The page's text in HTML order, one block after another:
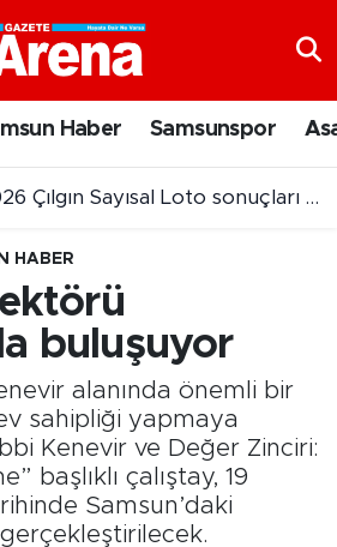
Haber Samsunspor
Sayısal Loto sonuçları belli oldu
maçta Kasımpaşa’ya 3-0 mağlup oldu
HABER
buluşuyor
alanında önemli bir
sahipliği yapmaya
Kenevir ve Değer Zinciri:
başlıklı çalıştay, 19
Samsun’daki
Vakitleri
Durumu ve Fikstür